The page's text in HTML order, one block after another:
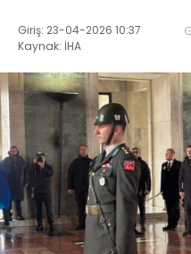
Giriş: 23-04-2026 10:37
Kaynak: İHA